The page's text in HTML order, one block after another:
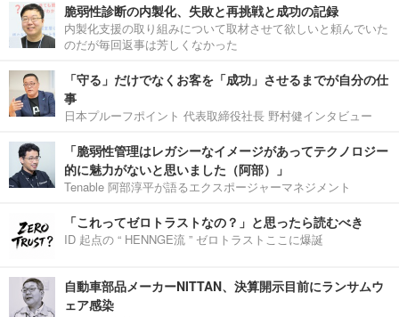
脆弱性診断の内製化、失敗と再挑戦と成功の記録
内製化支援の取り組みについて取材させて欲しいと頼んでいた
のだが毎回返事は芳しくなかった
「守る」だけでなくお客を「成功」させるまでが自分の仕
事
日本プルーフポイント 代表取締役社長 野村健インタビュー
「脆弱性管理はレガシーなイメージがあってテクノロジー
的に魅力がないと思いました（阿部）」
Tenable 阿部淳平が語るエクスポージャーマネジメント
「これってゼロトラストなの？」と思ったら読むべき
ID 起点の “ HENNGE流 ” ゼロトラストここに爆誕
自動車部品メーカーNITTAN、決算開示目前にランサムウ
ェア感染